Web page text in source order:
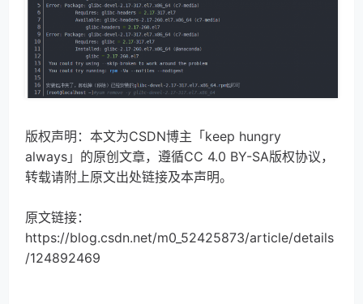
版权声明：本文为CSDN博主「keep hungry
always」的原创文章，遵循CC 4.0 BY-SA版权协议，
转载请附上原文出处链接及本声明。
原文链接：
https://blog.csdn.net/m0_52425873/article/details
/124892469